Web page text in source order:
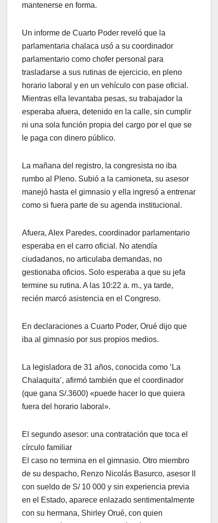
mantenerse en forma.
Un informe de Cuarto Poder reveló que la
parlamentaria chalaca usó a su coordinador
parlamentario como chofer personal para
trasladarse a sus rutinas de ejercicio, en pleno
horario laboral y en un vehículo con pase oficial.
Mientras ella levantaba pesas, su trabajador la
esperaba afuera, detenido en la calle, sin cumplir
ni una sola función propia del cargo por el que se
le paga con dinero público.
La mañana del registro, la congresista no iba
rumbo al Pleno. Subió a la camioneta, su asesor
manejó hasta el gimnasio y ella ingresó a entrenar
como si fuera parte de su agenda institucional.
Afuera, Alex Paredes, coordinador parlamentario
esperaba en el carro oficial. No atendía
ciudadanos, no articulaba demandas, no
gestionaba oficios. Solo esperaba a que su jefa
termine su rutina. A las 10:22 a. m., ya tarde,
recién marcó asistencia en el Congreso.
En declaraciones a Cuarto Poder, Orué dijo que
iba al gimnasio por sus propios medios.
La legisladora de 31 años, conocida como ‘La
Chalaquita’, afirmó también que el coordinador
(que gana S/.3600) «puede hacer lo que quiera
fuera del horario laboral».
El segundo asesor: una contratación que toca el
círculo familiar
El caso no termina en el gimnasio. Otro miembro
de su despacho, Renzo Nicolás Basurco, asesor II
con sueldo de S/ 10 000 y sin experiencia previa
en el Estado, aparece enlazado sentimentalmente
con su hermana, Shirley Orué, con quien